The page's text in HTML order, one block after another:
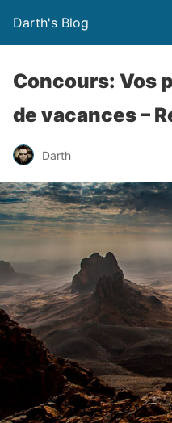
Darth's Blog
Concours: Vos
de vacances –
Darth